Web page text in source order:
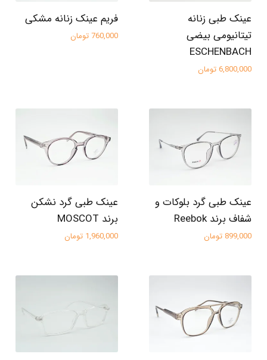
عینک طبی زنانه
تیتانیومی بیضی
ESCHENBACH
6,800,000 تومان
فریم عینک زنانه مشکی
760,000 تومان
عینک طبی گرد بلوکات و
شفاف برند Reebok
899,000 تومان
عینک طبی گرد نشکن
برند MOSCOT
1,960,000 تومان